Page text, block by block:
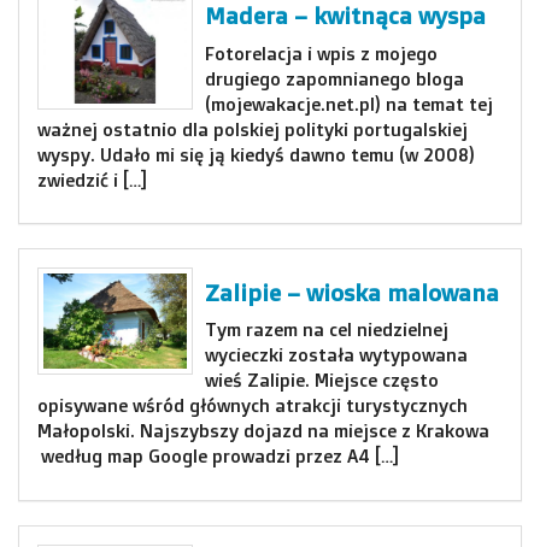
Madera – kwitnąca wyspa
Fotorelacja i wpis z mojego
drugiego zapomnianego bloga
(mojewakacje.net.pl) na temat tej
ważnej ostatnio dla polskiej polityki portugalskiej
wyspy. Udało mi się ją kiedyś dawno temu (w 2008)
zwiedzić i […]
Zalipie – wioska malowana
Tym razem na cel niedzielnej
wycieczki została wytypowana
wieś Zalipie. Miejsce często
opisywane wśród głównych atrakcji turystycznych
Małopolski. Najszybszy dojazd na miejsce z Krakowa
według map Google prowadzi przez A4 […]